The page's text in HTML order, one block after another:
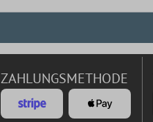
ZAHLUNGSMETHODE